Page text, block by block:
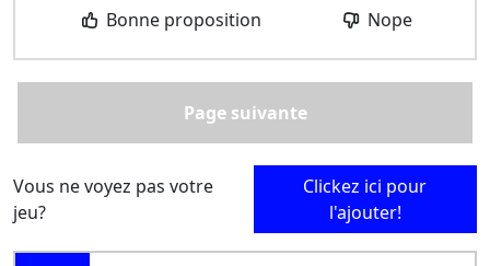
Bonne proposition Nope
Page suivante
Vous ne voyez pas votre
jeu?
Clickez ici pour
l'ajouter!